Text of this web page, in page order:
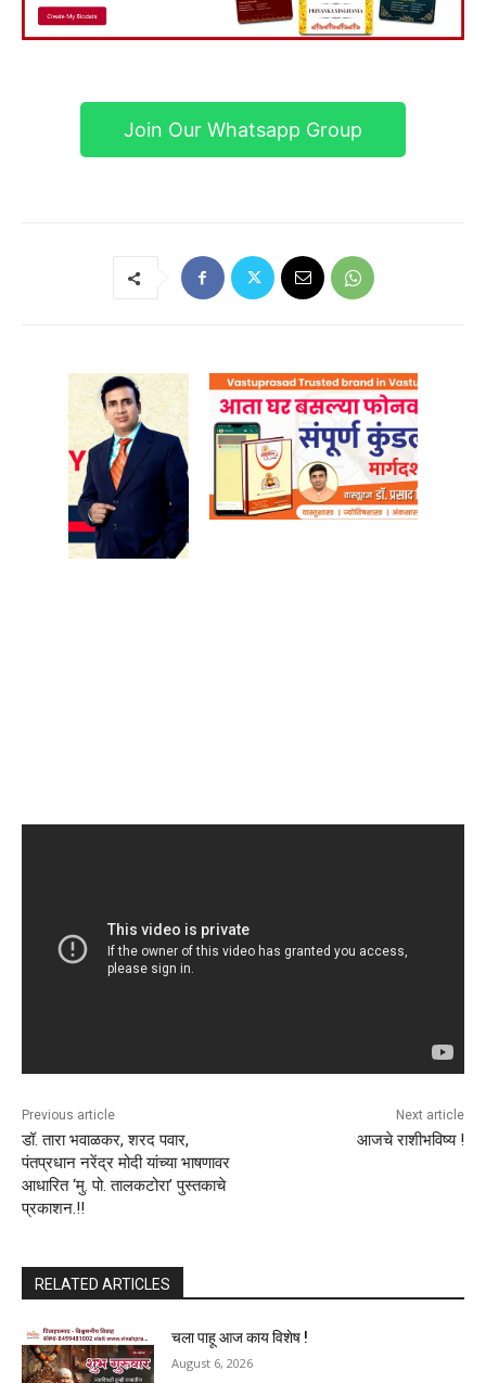
Join Our Whatsapp Group
Previous article
डॉ. तारा भवाळकर, शरद पवार,
पंतप्रधान नरेंद्र मोदी यांच्या भाषणावर
आधारित ‌‘मु. पो. तालकटोरा‌’ पुस्तकाचे
प्रकाशन.!!
Next article
आजचे राशीभविष्य !
RELATED ARTICLES
चला पाहू आज काय विशेष !
August 6, 2026